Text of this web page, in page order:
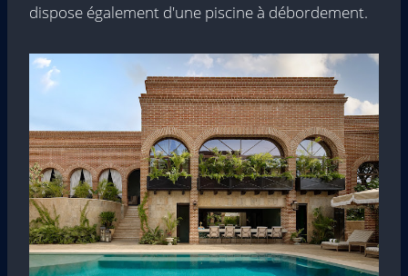
dispose également d'une piscine à débordement.